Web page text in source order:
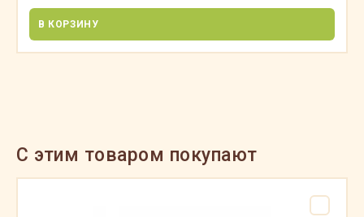
В КОРЗИНУ
C этим товаром покупают